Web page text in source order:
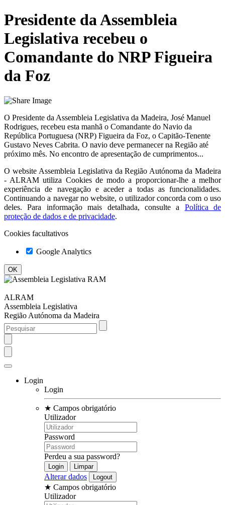
Presidente da Assembleia
Legislativa recebeu o
Comandante do NRP Figueira
da Foz
O Presidente da Assembleia Legislativa da Madeira, José Manuel
Rodrigues, recebeu esta manhã o Comandante do Navio da
República Portuguesa (NRP) Figueira da Foz, o Capitão-Tenente
Gustavo Neves Cabrita. O navio deve permanecer na Região até
próximo mês. No encontro de apresentação de cumprimentos...
O website Assembleia Legislativa da Região Autónoma da Madeira
- ALRAM utiliza Cookies de modo a proporcionar-lhe a melhor
experiência de navegação e aceder a todas as funcionalidades.
Continuando a navegar no website, o utilizador concorda com o uso
deles. Para informação mais detalhada, consulte a
Política de
proteção de dados e de privacidade.
Cookies facultativos
Google Analytics
ALRAM
Assembleia Legislativa
Região Autónoma da Madeira
Login
Login
★ Campos obrigatório
Utilizador
Password
Perdeu a sua password?
Alterar dados
★ Campos obrigatório
Utilizador